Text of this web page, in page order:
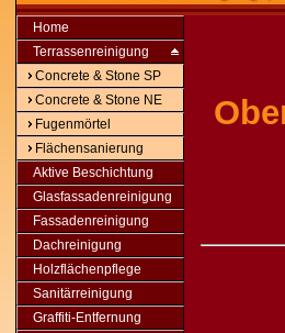
Home
Terrassenreinigung
Concrete & Stone SP
Concrete & Stone NE
Fugenmörtel
Flächensanierung
Aktive Beschichtung
Glasfassadenreinigung
Fassadenreinigung
Dachreinigung
Holzflächenpflege
Sanitärreinigung
Graffiti-Entfernung